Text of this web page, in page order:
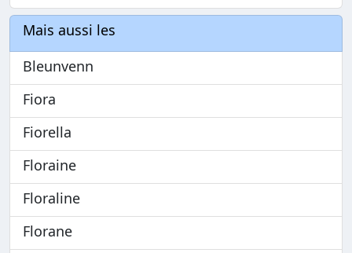
Mais aussi les
Bleunvenn
Fiora
Fiorella
Floraine
Floraline
Florane